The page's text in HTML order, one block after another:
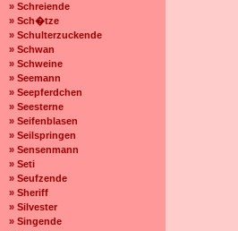
» Schreiende
» Sch�tze
» Schulterzuckende
» Schwan
» Schweine
» Seemann
» Seepferdchen
» Seesterne
» Seifenblasen
» Seilspringen
» Sensenmann
» Seti
» Seufzende
» Sheriff
» Silvester
» Singende